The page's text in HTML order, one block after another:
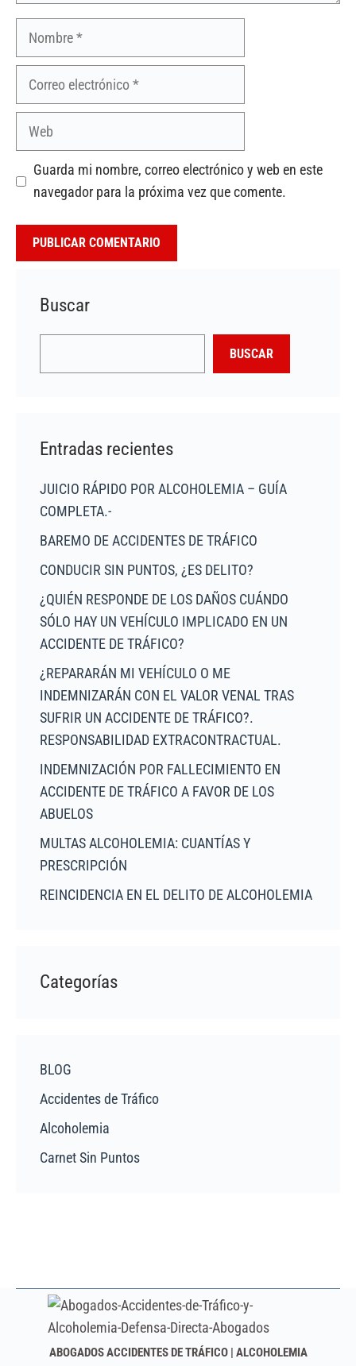
Nombre
Guarda mi nombre, correo electrónico y web en este
navegador para la próxima vez que comente.
Buscar
BUSCAR
Entradas recientes
JUICIO RÁPIDO POR ALCOHOLEMIA – GUÍA
COMPLETA.-
BAREMO DE ACCIDENTES DE TRÁFICO
CONDUCIR SIN PUNTOS, ¿ES DELITO?
¿QUIÉN RESPONDE DE LOS DAÑOS CUÁNDO
SÓLO HAY UN VEHÍCULO IMPLICADO EN UN
ACCIDENTE DE TRÁFICO?
¿REPARARÁN MI VEHÍCULO O ME
INDEMNIZARÁN CON EL VALOR VENAL TRAS
SUFRIR UN ACCIDENTE DE TRÁFICO?.
RESPONSABILIDAD EXTRACONTRACTUAL.
INDEMNIZACIÓN POR FALLECIMIENTO EN
ACCIDENTE DE TRÁFICO A FAVOR DE LOS
ABUELOS
MULTAS ALCOHOLEMIA: CUANTÍAS Y
PRESCRIPCIÓN
REINCIDENCIA EN EL DELITO DE ALCOHOLEMIA
Categorías
BLOG
Accidentes de Tráfico
Alcoholemia
Carnet Sin Puntos
ABOGADOS ACCIDENTES DE TRÁFICO | ALCOHOLEMIA